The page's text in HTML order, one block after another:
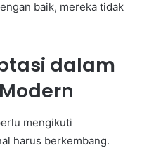
baik, mereka tidak
dalam
mengikuti
harus berkembang.